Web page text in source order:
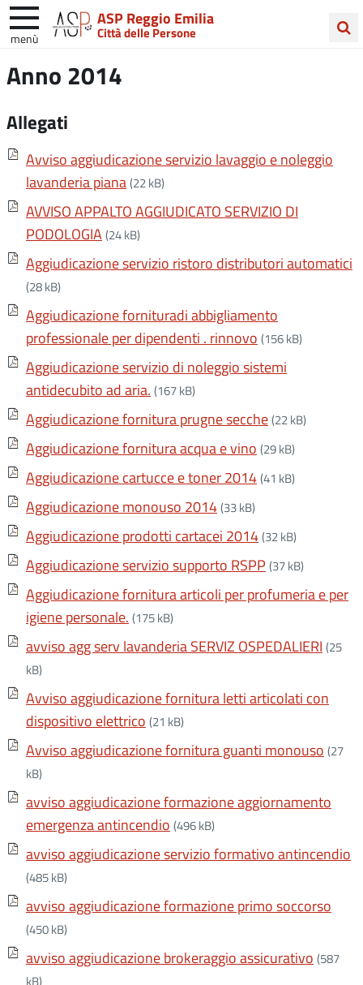
ASP Reggio Emilia
Città delle Persone
menù
nel
Anno 2014
Allegati
Avviso aggiudicazione servizio lavaggio e noleggio
lavanderia piana(22 kB)
AVVISO APPALTO AGGIUDICATO SERVIZIO DI
PODOLOGIA(24 kB)
Aggiudicazione servizio ristoro distributori automatici
(28 kB)
Aggiudicazione fornituradi abbigliamento
professionale per dipendenti . rinnovo (156 kB)
Aggiudicazione servizio di noleggio sistemi
antidecubito ad aria. (167 kB)
Aggiudicazione fornitura prugne secche(22 kB)
Aggiudicazione fornitura acqua e vino (29 kB)
Aggiudicazione cartucce e toner 2014(41 kB)
Aggiudicazione monouso 2014(33 kB)
Aggiudicazione prodotti cartacei 2014(32 kB)
Aggiudicazione servizio supporto RSPP (37 kB)
Aggiudicazione fornitura articoli per profumeria e per
igiene personale. (175 kB)
avviso agg serv lavanderia SERVIZ OSPEDALIERI (25
kB)
Avviso aggiudicazione fornitura letti articolati con
dispositivo elettrico (21 kB)
Avviso aggiudicazione fornitura guanti monouso (27
kB)
avviso aggiudicazione formazione aggiornamento
emergenza antincendio (496 kB)
avviso aggiudicazione servizio formativo antincendio
(485 kB)
avviso aggiudicazione formazione primo soccorso
(450 kB)
avviso aggiudicazione brokeraggio assicurativo (587
kB)